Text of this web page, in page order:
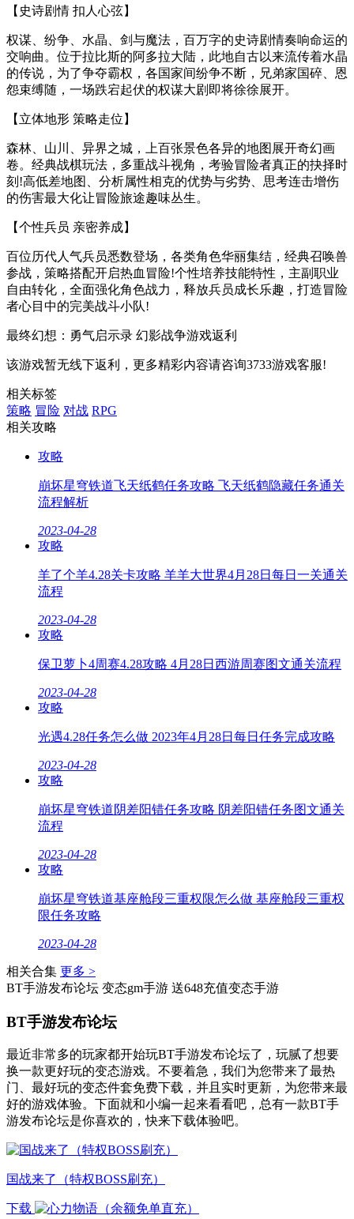
【史诗剧情 扣人心弦】
权谋、纷争、水晶、剑与魔法，百万字的史诗剧情奏响命运的
交响曲。位于拉比斯的阿多拉大陆，此地自古以来流传着水晶
的传说，为了争夺霸权，各国家间纷争不断，兄弟家国碎、恩
怨束缚随，一场跌宕起伏的权谋大剧即将徐徐展开。
【立体地形 策略走位】
森林、山川、异界之城，上百张景色各异的地图展开奇幻画
卷。经典战棋玩法，多重战斗视角，考验冒险者真正的抉择时
刻!高低差地图、分析属性相克的优势与劣势、思考连击增伤
的伤害最大化让冒险旅途趣味丛生。
【个性兵员 亲密养成】
百位历代人气兵员悉数登场，各类角色华丽集结，经典召唤兽
参战，策略搭配开启热血冒险!个性培养技能特性，主副职业
自由转化，全面强化角色战力，释放兵员成长乐趣，打造冒险
者心目中的完美战斗小队!
最终幻想：勇气启示录 幻影战争游戏返利
该游戏暂无线下返利，更多精彩内容请咨询3733游戏客服!
相关标签
策略 冒险 对战 RPG
相关攻略
攻略
崩坏星穹铁道飞天纸鹤任务攻略 飞天纸鹤隐藏任务通关
流程解析
2023-04-28
攻略
羊了个羊4.28关卡攻略 羊羊大世界4月28日每日一关通关
流程
2023-04-28
攻略
保卫萝卜4周赛4.28攻略 4月28日西游周赛图文通关流程
2023-04-28
攻略
光遇4.28任务怎么做 2023年4月28日每日任务完成攻略
2023-04-28
攻略
崩坏星穹铁道阴差阳错任务攻略 阴差阳错任务图文通关
流程
2023-04-28
攻略
崩坏星穹铁道基座舱段三重权限怎么做 基座舱段三重权
限任务攻略
2023-04-28
相关合集 更多 >
BT手游发布论坛 变态gm手游 送648充值变态手游
BT手游发布论坛
最近非常多的玩家都开始玩BT手游发布论坛了，玩腻了想要
换一款更好玩的变态游戏。不要着急，我们为您带来了最热
门、最好玩的变态件套免费下载，并且实时更新，为您带来最
好的游戏体验。下面就和小编一起来看看吧，总有一款BT手
游发布论坛是你喜欢的，快来下载体验吧。
国战来了（特权BOSS刷充）
下载